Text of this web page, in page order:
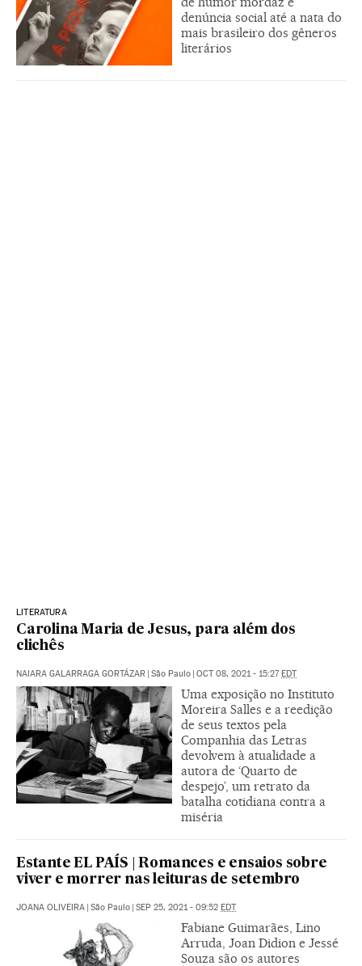
denúncia social até a nata do
mais brasileiro dos gêneros
literários
LITERATURA
Carolina Maria de Jesus, para além dos
clichês
NAIARA GALARRAGA GORTÁZAR São Paulo OCT 08, 2021 - 15:27 EDT
Uma exposição no Instituto
Moreira Salles e a reedição
de seus textos pela
Companhia das Letras
devolvem à atualidade a
autora de ‘Quarto de
despejo’, um retrato da
batalha cotidiana contra a
miséria
Estante EL PAÍS | Romances e ensaios sobre
viver e morrer nas leituras de setembro
JOANA OLIVEIRA São Paulo SEP 25, 2021 - 09:52 EDT
Fabiane Guimarães, Lino
Arruda, Joan Didion e Jessé
Souza são os autores